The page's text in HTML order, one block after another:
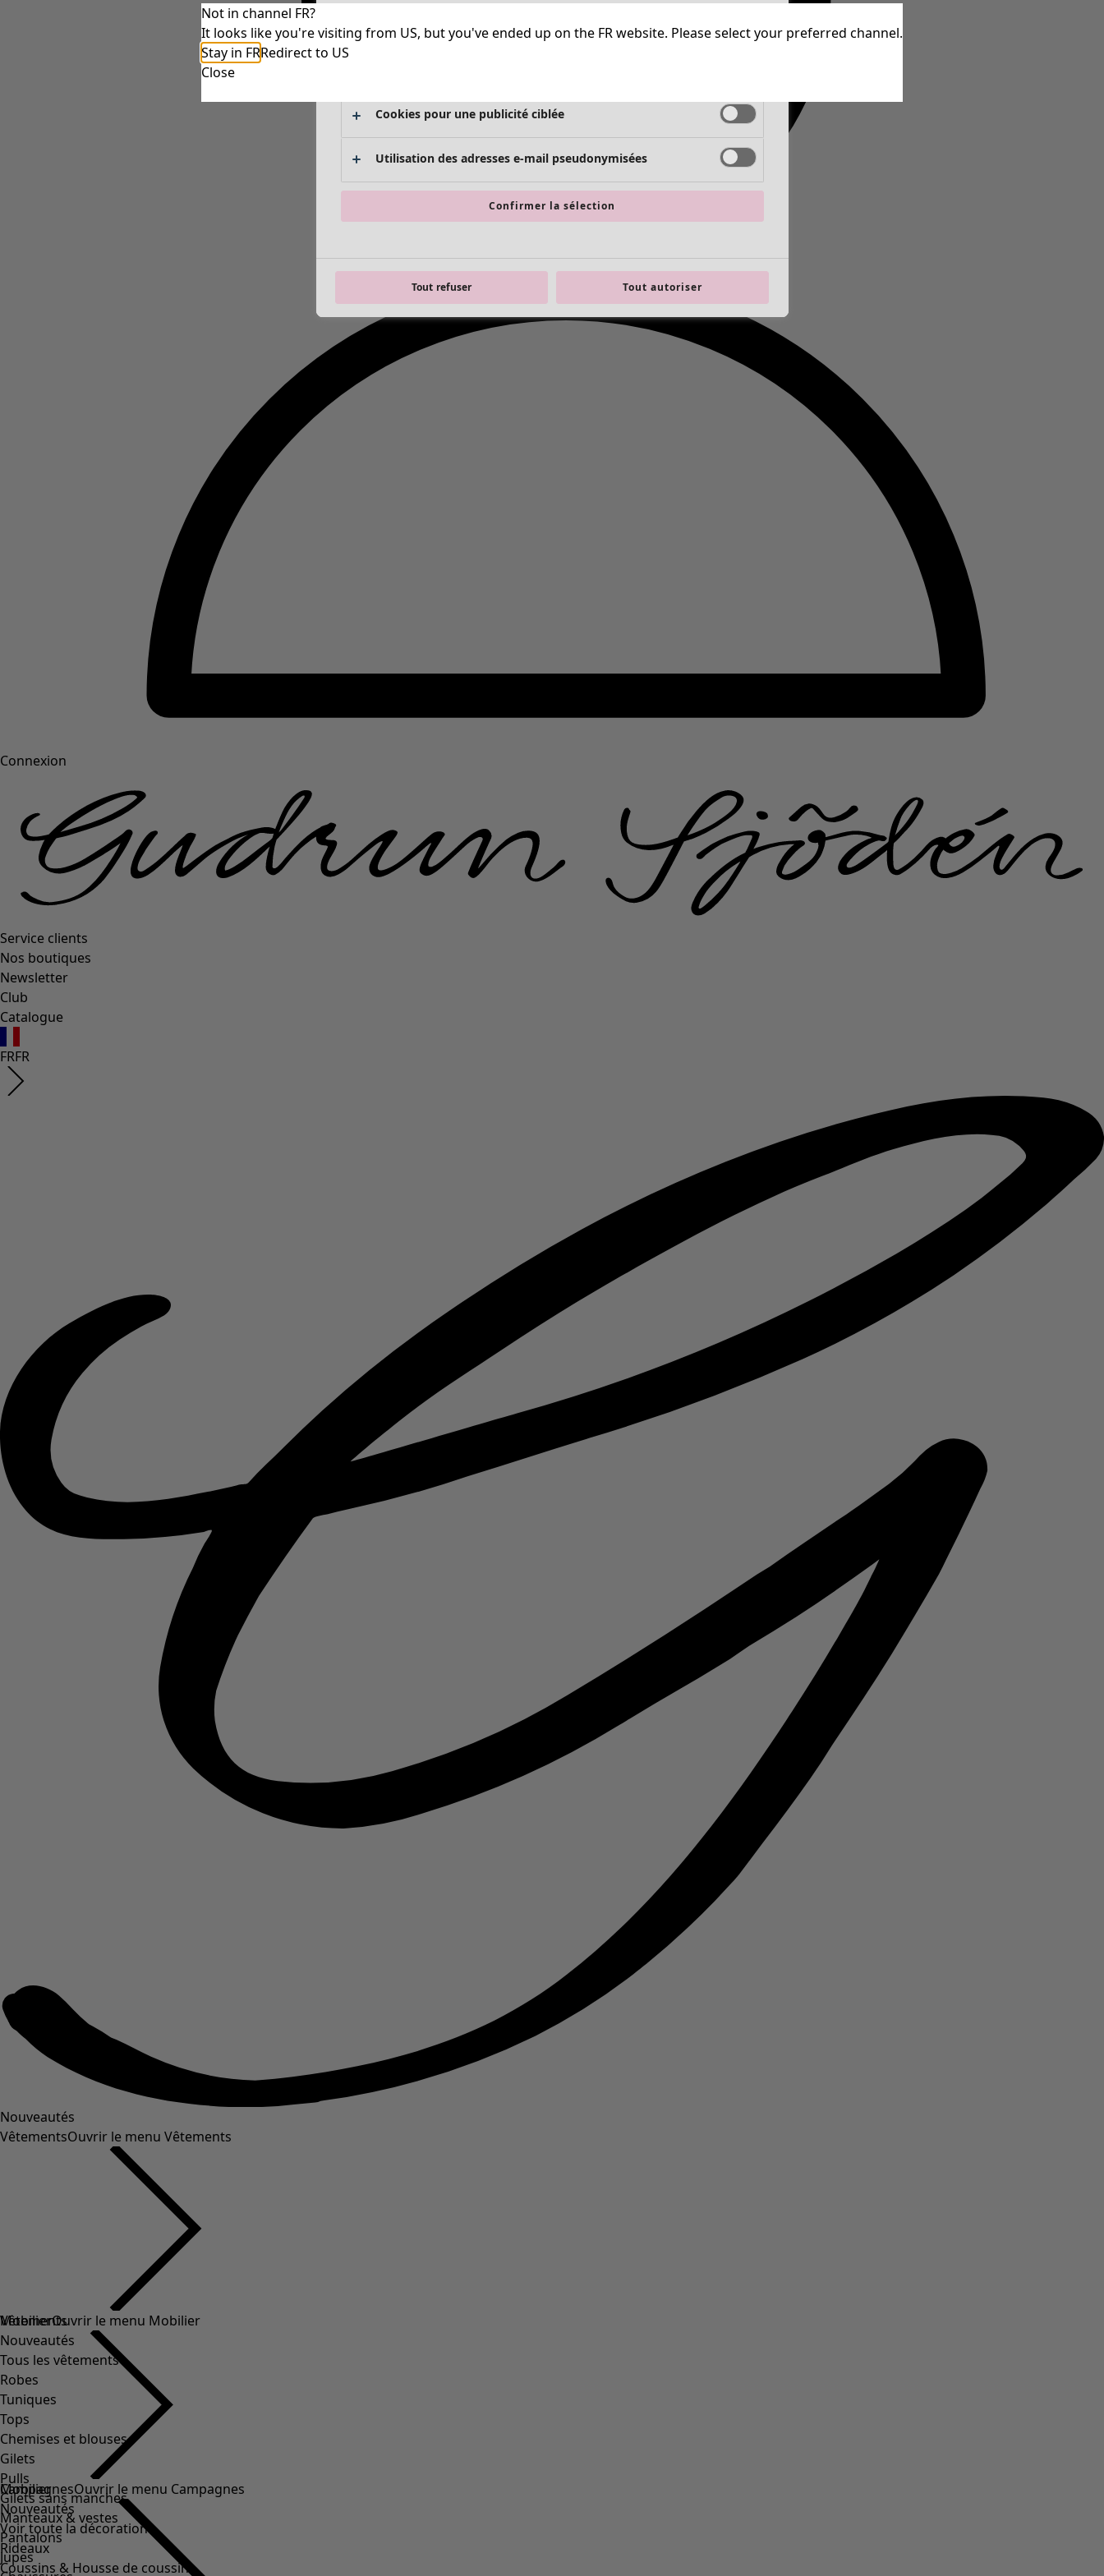
Connexion
Service clients
Nos boutiques
Newsletter
Club
Catalogue
FRFR
Nouveautés
VêtementsOuvrir le menu Vêtements
Vêtements
Nouveautés
Tous les vêtements
Robes
Tuniques
Tops
Chemises et blouses
Gilets
Pulls
Gilets sans manches
Manteaux & vestes
Pantalons
Jupes
MobilierOuvrir le menu Mobilier
Mobilier
Nouveautés
Voir toute la décoration
Rideaux
Coussins & Housse de coussin
CampagnesOuvrir le menu Campagnes
Not in channel FR?
It looks like you're visiting from US, but you've ended up on the FR website. Please select your preferred channel.
Stay in FRRedirect to US
Close
Cookies strictement nécessaires Toujours actif
Cookies pour une publicité ciblée
Utilisation des adresses e-mail pseudonymisées
Confirmer la sélection
Tout refuser Tout autoriser